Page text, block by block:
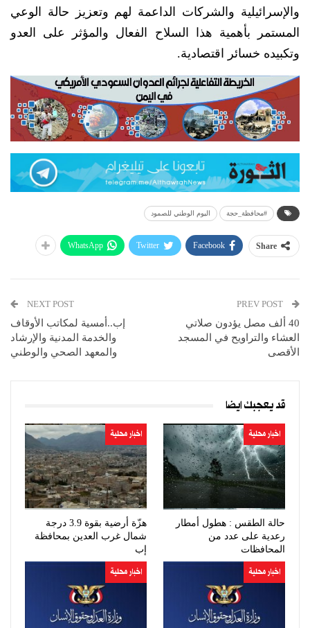
والإسرائيلية والشركات الداعمة لهم وتعزيز حالة الوعي
المستمر بأهمية هذا السلاح الفعال والمؤثر على العدو
وتكبيده خسائر اقتصادية.
#محافظة_حجة اليوم الوطني للصمود
Share
Facebook
Twitter
WhatsApp
40 ألف مصل يؤدون صلاتي
العشاء والتراويح في المسجد
الأقصى
NEXT POST
إب..أمسية لمكاتب الأوقاف
والخدمة المدنية والإرشاد
والمعهد الصحي والوطني
قد يعجبك ايضا
اخبار محلية
حالة الطقس : هطول أمطار
رعدية على عدد من
المحافظات
اخبار محلية
هزّة أرضية بقوة 3.9 درجة
شمال غرب العدين بمحافظة
إب
اخبار محلية اخبار محلية